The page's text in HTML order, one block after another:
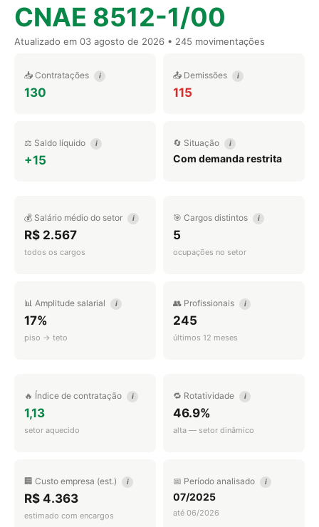
CNAE 8512-1/00
Atualizado em 03 agosto de 2026 • 245 movimentações
📥 Contratações i
130
📤 Demissões i
115
⚖️ Saldo líquido i
+15
🔄 Situação i
Com demanda restrita
💰 Salário médio do setor i
R$ 2.567
todos os cargos
🎯 Cargos distintos i
5
ocupações no setor
📊 Amplitude salarial i
17%
piso → teto
👥 Profissionais i
245
últimos 12 meses
🔥 Índice de contratação i
1,13
setor aquecido
🔁 Rotatividade i
46.9%
alta — setor dinâmico
🏢 Custo empresa (est.) i
R$ 4.363
estimado com encargos
📅 Período analisado i
07/2025
até 06/2026